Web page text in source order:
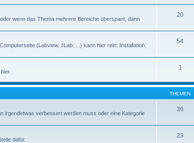
wenn das Thema mehrere Bereiche überspant, dann
20
(Labview, JLab, ...) kann hier rein: Installation,
54
1
THEMEN
irgendetwas verbessert werden muss oder eine Kategorie
36
dafür.
23